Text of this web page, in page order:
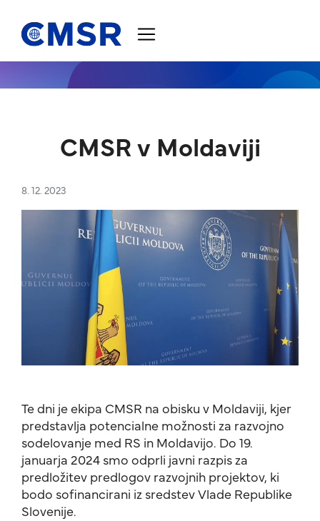
CMSR v Moldaviji
8. 12. 2023
Te dni je ekipa CMSR na obisku v Moldaviji, kjer
predstavlja potencialne možnosti za razvojno
sodelovanje med RS in Moldavijo. Do 19.
januarja 2024 smo odprli javni razpis za
predložitev predlogov razvojnih projektov, ki
bodo sofinancirani iz sredstev Vlade Republike
Slovenije.